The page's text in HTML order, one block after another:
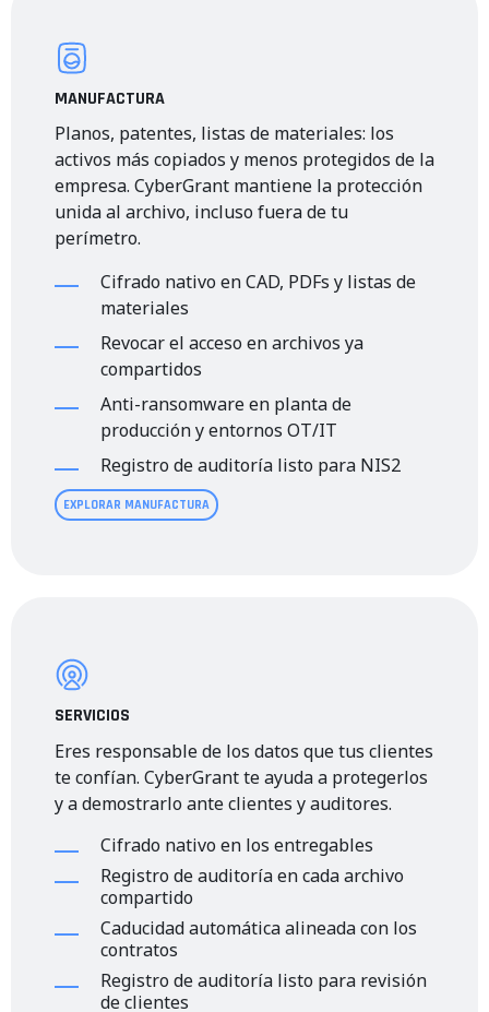
MANUFACTURA
Planos, patentes, listas de materiales: los
activos más copiados y menos protegidos de la
empresa. CyberGrant mantiene la protección
unida al archivo, incluso fuera de tu
perímetro.
Cifrado nativo en CAD, PDFs y listas de
materiales
Revocar el acceso en archivos ya
compartidos
Anti-ransomware en planta de
producción y entornos OT/IT
Registro de auditoría listo para NIS2
EXPLORAR MANUFACTURA
SERVICIOS
Eres responsable de los datos que tus clientes
te confían. CyberGrant te ayuda a protegerlos
y a demostrarlo ante clientes y auditores.
Cifrado nativo en los entregables
Registro de auditoría en cada archivo
compartido
Caducidad automática alineada con los
contratos
Registro de auditoría listo para revisión
de clientes